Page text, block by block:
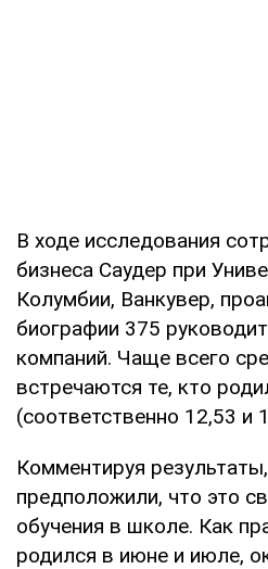
В ходе исследования
бизнеса Саудер при
Колумбии, Ванкувер,
биографии 375
компаний. Чаще всего
встречаются те, кто
(соответственно 12,53 и
Комментируя
предположили, что это
обучения в школе. Как
родился в июне и июле,